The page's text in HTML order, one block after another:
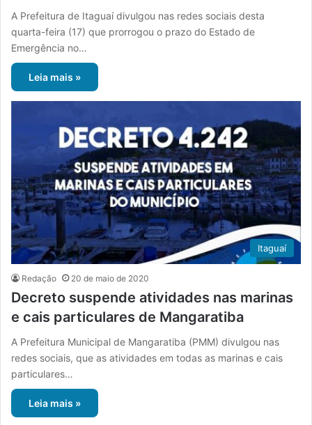
A Prefeitura de Itaguaí divulgou nas redes sociais desta
quarta-feira (17) que prorrogou o prazo do Estado de
Emergência no…
Leia mais »
Itaguaí
Redação 20 de maio de 2020
Decreto suspende atividades nas marinas
e cais particulares de Mangaratiba
A Prefeitura Municipal de Mangaratiba (PMM) divulgou nas
redes sociais, que as atividades em todas as marinas e cais
particulares…
Leia mais »